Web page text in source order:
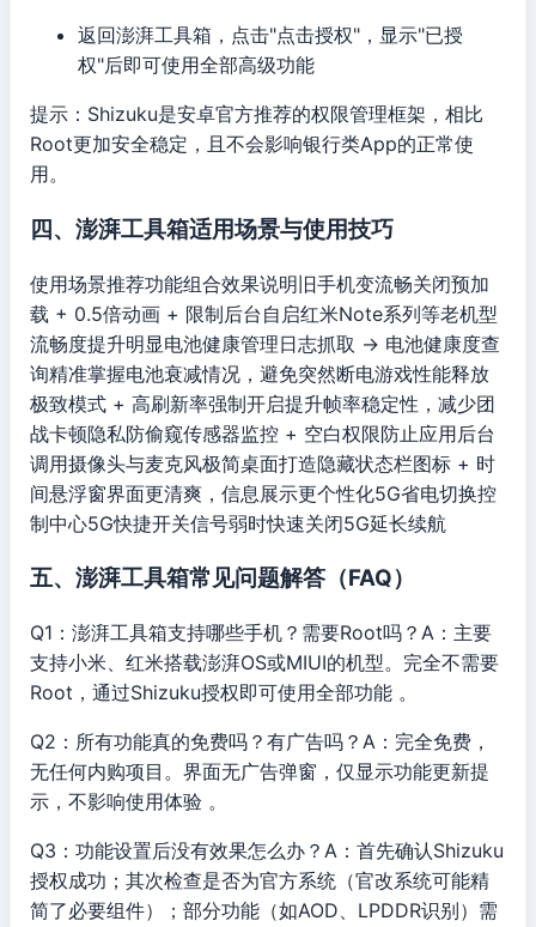
返回澎湃工具箱，点击"点击授权"，显示"已授
权"后即可使用全部高级功能
提示：Shizuku是安卓官方推荐的权限管理框架，相比
Root更加安全稳定，且不会影响银行类App的正常使
用。
四、澎湃工具箱适用场景与使用技巧
使用场景推荐功能组合效果说明旧手机变流畅关闭预加
载 + 0.5倍动画 + 限制后台自启红米Note系列等老机型
流畅度提升明显电池健康管理日志抓取 → 电池健康度查
询精准掌握电池衰减情况，避免突然断电游戏性能释放
极致模式 + 高刷新率强制开启提升帧率稳定性，减少团
战卡顿隐私防偷窥传感器监控 + 空白权限防止应用后台
调用摄像头与麦克风极简桌面打造隐藏状态栏图标 + 时
间悬浮窗界面更清爽，信息展示更个性化5G省电切换控
制中心5G快捷开关信号弱时快速关闭5G延长续航
五、澎湃工具箱常见问题解答（FAQ）
Q1：澎湃工具箱支持哪些手机？需要Root吗？A：主要
支持小米、红米搭载澎湃OS或MIUI的机型。完全不需要
Root，通过Shizuku授权即可使用全部功能 。
Q2：所有功能真的免费吗？有广告吗？A：完全免费，
无任何内购项目。界面无广告弹窗，仅显示功能更新提
示，不影响使用体验 。
Q3：功能设置后没有效果怎么办？A：首先确认Shizuku
授权成功；其次检查是否为官方系统（官改系统可能精
简了必要组件）；部分功能（如AOD、LPDDR识别）需